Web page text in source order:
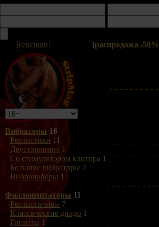
[сексшоп] [распродажа -50%
Вибраторы 16
Реалистики 11
Двусторонние 1
Со стимулятором клитора 1
Большие вибраторы 2
Вибронаборы 1
Фаллоимитаторы 11
Реалистичные 7
Классические дилдо 1
Гиганты 1